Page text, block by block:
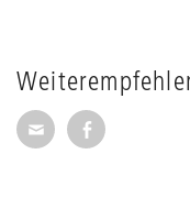
Seite per E-Mail
Seite auf